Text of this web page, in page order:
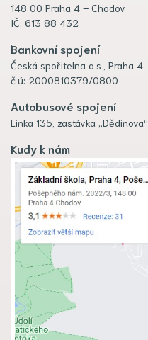
148 00 Praha 4 – Chodov
IČ: 613 88 432
Bankovní spojení
Česká spořitelna a.s., Praha 4
č.ú: 2000810379/0800
Autobusové spojení
Linka 135, zastávka „Dědinova“
Kudy k nám